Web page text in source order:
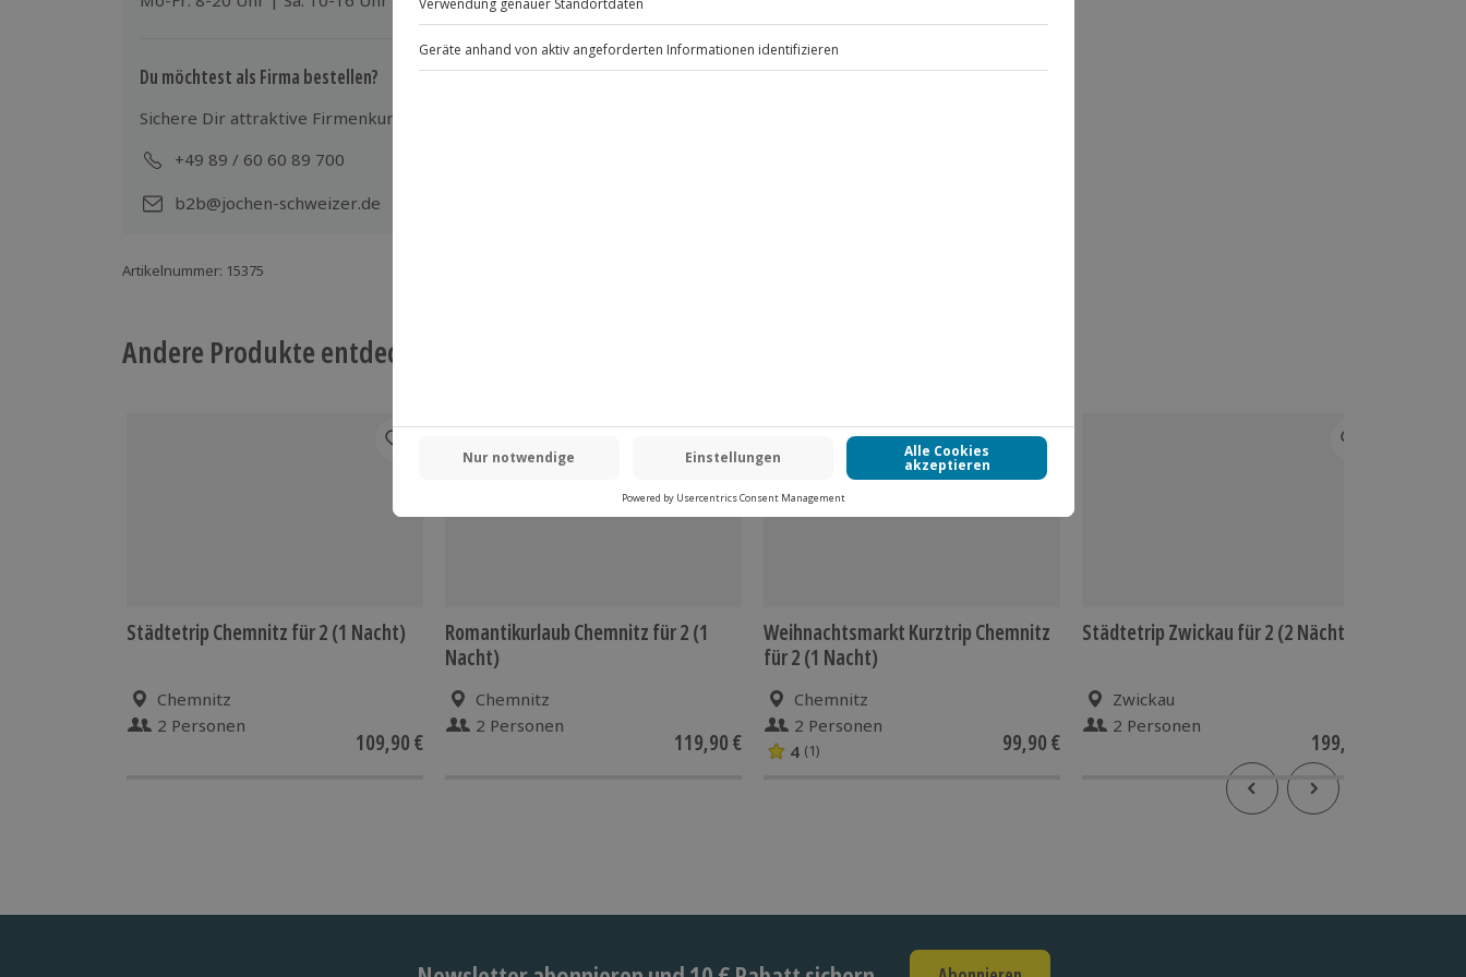
Du möchtest als Firma bestellen?
Sichere Dir attraktive Firmenkunden Vorteile.
+49 89 / 60 60 89 700
b2b@jochen-schweizer.de
Artikelnummer: 15375
Andere Produkte entdecken
Städtetrip Chemnitz für 2 (1 Nacht)
Chemnitz
2 Personen
109,90 €
Romantikurlaub Chemnitz für 2 (1
Nacht)
Chemnitz
2 Personen
119,90 €
Weihnachtsmarkt Kurztrip Chemnitz
für 2 (1 Nacht)
Chemnitz
2 Personen
4 (1) 99,90 €
Städtetrip Zwickau für 2 (2 Nächte)
Zwickau
2 Personen
199,90 €